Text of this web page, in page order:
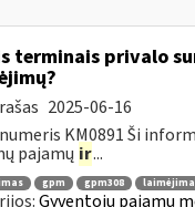
terminais privalo
2025-06-16
numeris KM0891 Ši
pajamų ir...
gpm gpm308
Gyventojų pajamų